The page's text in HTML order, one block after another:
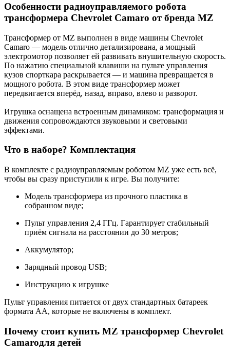
Особенности радиоуправляемого робота
трансформера Chevrolet Camaro от бренда MZ
Трансформер от MZ выполнен в виде машины Chevrolet
Camaro — модель отлично детализирована, а мощный
электромотор позволяет ей развивать внушительную скорость.
По нажатию специальной клавиши на пульте управления
кузов спорткара раскрывается — и машина превращается в
мощного робота. В этом виде трансформер может
передвигается вперёд, назад, вправо, влево и разворот.
Игрушка оснащена встроенным динамиком: трансформация и
движения сопровождаются звуковыми и световыми
эффектами.
Что в наборе? Комплектация
В комплекте с радиоуправляемым роботом MZ уже есть всё,
чтобы вы сразу приступили к игре. Вы получите:
Модель трансформера из прочного пластика в
собранном виде;
Пульт управления 2,4 ГГц. Гарантирует стабильный
приём сигнала на расстоянии до 30 метров;
Аккумулятор;
Зарядный провод USB;
Инструкцию к игрушке
Пульт управления питается от двух стандартных батареек
формата AA, которые не включены в комплект.
Почему стоит купить MZ трансформер Chevrolet
Camaroдля детей